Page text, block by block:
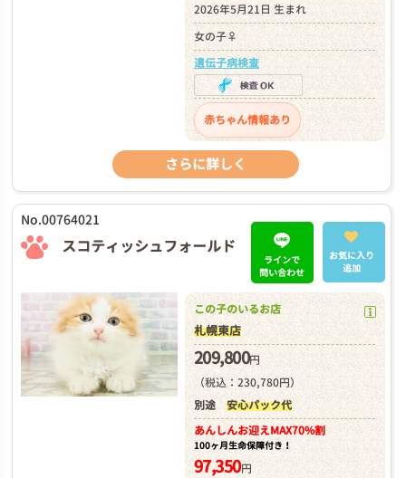
2026年5月21日 生まれ
女の子♀
遺伝子病検査
赤ちゃん情報あり
さらに詳しく
No.00764021
スコティッシュフォールド
ラインで
問い合わせ
お気に入り
追加
この子のいるお店
札幌東店
209,800円
（税込：230,780円）
別途 安心パック代
あんしんお迎えMAX70%割
100ヶ月生命保障付き！
97,350円